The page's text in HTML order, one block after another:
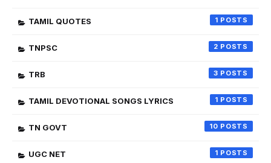
TAMIL QUOTES 1
TNPSC 2
TRB 3
TAMIL DEVOTIONAL SONGS LYRICS 1
TN GOVT 10
UGC NET 1